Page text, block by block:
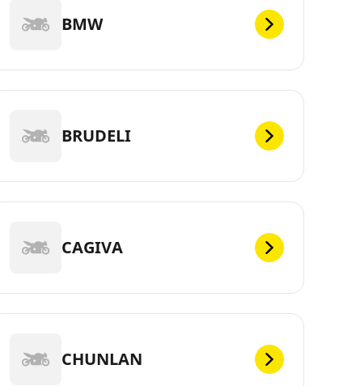
BMW
BRUDELI
CAGIVA
CHUNLAN